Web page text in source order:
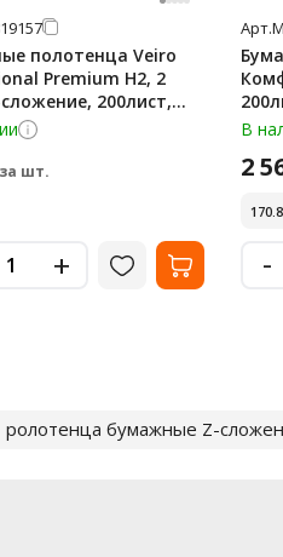
полотенца Veiro
Premium H2, 2
200лист,
за шт.
+
Арт.
В
2
-
ролотенца бумажные Z-